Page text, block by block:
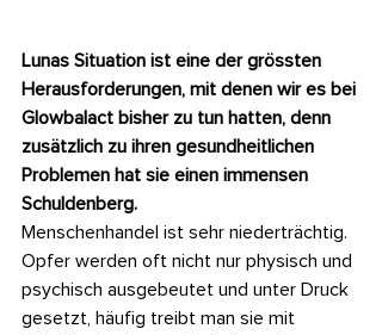
Lunas Situation ist eine der grössten
Herausforderungen, mit denen wir es bei
Glowbalact bisher zu tun hatten, denn
zusätzlich zu ihren gesundheitlichen
Problemen hat sie einen immensen
Schuldenberg.
Menschenhandel ist sehr niederträchtig.
Opfer werden oft nicht nur physisch und
psychisch ausgebeutet und unter Druck
gesetzt, häufig treibt man sie mit